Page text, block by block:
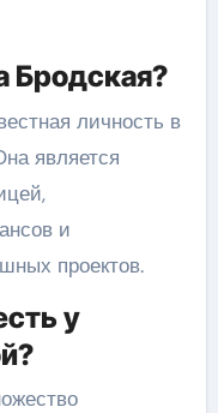
Бродская?
личность в
является
и
проектов.
у